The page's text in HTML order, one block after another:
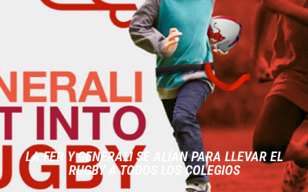
LA FER Y GENERALI SE ALÍAN PARA LLEVAR EL
RUGBY A TODOS LOS COLEGIOS